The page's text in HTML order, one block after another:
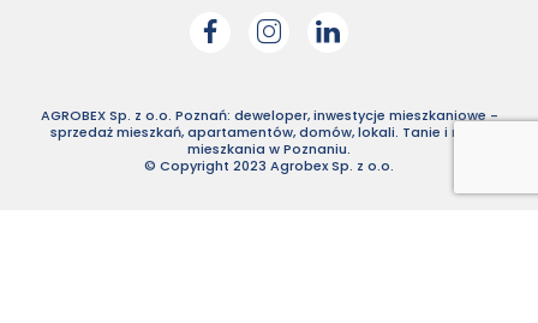
AGROBEX Sp. z o.o. Poznań: deweloper, inwestycje mieszkaniowe -
sprzedaż mieszkań, apartamentów, domów, lokali. Tanie i nowe
mieszkania w Poznaniu.
© Copyright 2023 Agrobex Sp. z o.o.